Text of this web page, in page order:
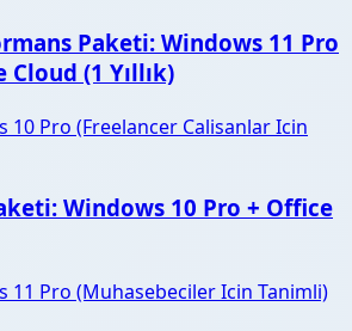
Paketi: Windows 11 Pro
(1 Yıllık)
Windows 10 Pro + Office